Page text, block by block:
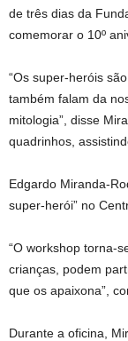
de três dias da
comemorar o 10º
“Os super-heróis
também falam da
mitologia”, disse
quadrinhos,
Edgardo Miranda-
super-herói” no
“O workshop torna-
crianças, podem
que os apaixona”,
Durante a oficina,